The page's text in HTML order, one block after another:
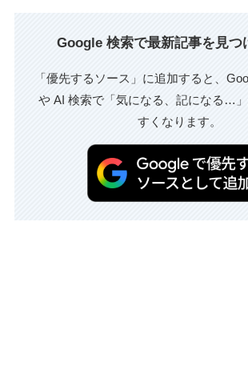
Google 検索で最新記事を見つ
「優先するソース」に追加すると、
や AI 検索で「気になる、記になる…
すくなります。